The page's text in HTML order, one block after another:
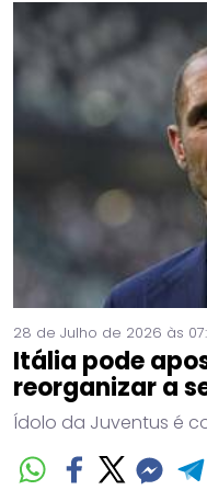
28 de Julho de 2026 às
Itália pode
reorganizar a
Ídolo da Juventus é